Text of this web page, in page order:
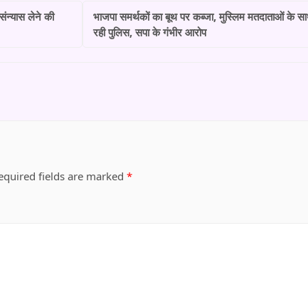
संन्यास लेने की
भाजपा समर्थकों का बूथ पर कब्जा, मुस्लिम मतदाताओं के
रही पुलिस, सपा के गंभीर आरोप
fields are marked*